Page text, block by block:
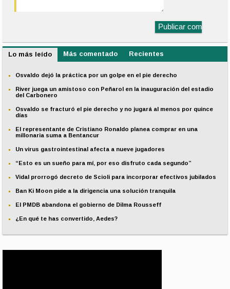
Lo más leído Más comentado Recientes
Osvaldo dejó la práctica por un golpe en el pie derecho
River juega un amistoso con Peñarol en la inauguración del estadio
del Carbonero
Osvaldo se fracturó el pie derecho y no jugará al menos por quince
días
El representante de Cristiano Ronaldo planea comprar en una
millonaria suma a Bentancur
Un virus gastrointestinal afecta a nueve jugadores
“Esto es un sueño para mí, por eso disfruto cada segundo”
Vidal prorrogó decreto de Scioli para incorporar efectivos jubilados
Ban Ki Moon pide a la dirigencia una solución tranquila
El PMDB abandona el gobierno de Dilma Rousseff
¿En qué te has convertido, Aedes?